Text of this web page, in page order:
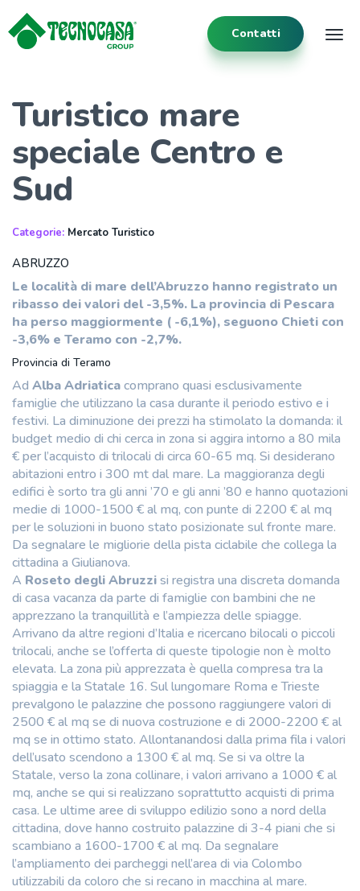
Contatti
Turistico mare
speciale Centro e
Sud
Categorie: Mercato Turistico
ABRUZZO
Le località di mare dell’Abruzzo hanno registrato un
ribasso dei valori del -3,5%. La provincia di Pescara
ha perso maggiormente ( -6,1%), seguono Chieti con
-3,6% e Teramo con -2,7%.
Provincia di Teramo
Ad Alba Adriaticacomprano quasi esclusivamente
famiglie che utilizzano la casa durante il periodo estivo e i
festivi. La diminuzione dei prezzi ha stimolato la domanda: il
budget medio di chi cerca in zona si aggira intorno a 80 mila
€ per l’acquisto di trilocali di circa 60-65 mq. Si desiderano
abitazioni entro i 300 mt dal mare. La maggioranza degli
edifici è sorto tra gli anni ’70 e gli anni ’80 e hanno quotazioni
medie di 1000-1500 € al mq, con punte di 2200 € al mq
per le soluzioni in buono stato posizionate sul fronte mare.
Da segnalare le migliorie della pista ciclabile che collega la
cittadina a Giulianova.
A Roseto degli Abruzzisi registra una discreta domanda
di casa vacanza da parte di famiglie con bambini che ne
apprezzano la tranquillità e l’ampiezza delle spiagge.
Arrivano da altre regioni d’Italia e ricercano bilocali o piccoli
trilocali, anche se l’offerta di queste tipologie non è molto
elevata. La zona più apprezzata è quella compresa tra la
spiaggia e la Statale 16. Sul lungomare Roma e Trieste
prevalgono le palazzine che possono raggiungere valori di
2500 € al mq se di nuova costruzione e di 2000-2200 € al
mq se in ottimo stato. Allontanandosi dalla prima fila i valori
dell’usato scendono a 1300 € al mq. Se si va oltre la
Statale, verso la zona collinare, i valori arrivano a 1000 € al
mq, anche se qui si realizzano soprattutto acquisti di prima
casa. Le ultime aree di sviluppo edilizio sono a nord della
cittadina, dove hanno costruito palazzine di 3-4 piani che si
scambiano a 1600-1700 € al mq. Da segnalare
l’ampliamento dei parcheggi nell’area di via Colombo
utilizzabili da coloro che si recano in macchina al mare.